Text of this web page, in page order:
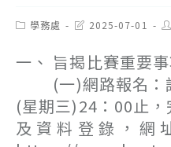
Post學務處
Post2025-07-01
一、 旨揭比賽重要事
(一)網路報名：
(星期三)24：00止
及 資 料 登 錄 ， 網